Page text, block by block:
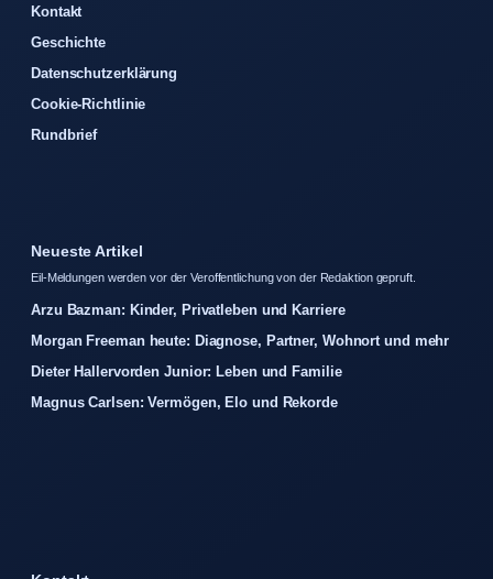
Kontakt
Geschichte
Datenschutzerklärung
Cookie-Richtlinie
Rundbrief
Neueste Artikel
Eil-Meldungen werden vor der Veroffentlichung von der Redaktion gepruft.
Arzu Bazman: Kinder, Privatleben und Karriere
Morgan Freeman heute: Diagnose, Partner, Wohnort und mehr
Dieter Hallervorden Junior: Leben und Familie
Magnus Carlsen: Vermögen, Elo und Rekorde